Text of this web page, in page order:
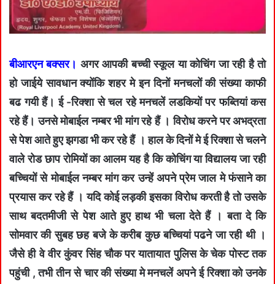
बीआरएन बक्सर। अगर आपकी बच्ची स्कूल या कोचिंग जा रही है तो
हो जाईये सावधान क्योंकि शहर मे इन दिनों मनचलों की संख्या काफी
बढ गयी हैं। ई -रिक्शा से चल रहे मनचलें लडकियों पर फब्तियां कस
रहे हैं। उनसे मोबाईल नम्बर भी मांग रहे हैं । विरोध करने पर अभद्रता
से पेश आते हुए झगडा भी कर रहे हैं । हाल के दिनों मे ई रिक्शा से चलने
वाले रोड छाप रोमियों का आलम यह है कि कोचिंग या विद्यालय जा रही
बच्चियों से मोबाईल नम्बर मांग कर उन्हें अपने प्रेम जाल मे फंसाने का
प्रयास कर रहे हैं । यदि कोई लड़की इसका विरोध करती है तो उसके
साथ बदतमीजी से पेश आते हुए हाथ भी चला देते हैं । बता दे कि
सोमवार की सुबह छह बजे के करीब कुछ बच्चियां पढने जा रही थी ।
जैसे ही वे वीर कुंवर सिंह चौक पर यातायात पुलिस के चेक पोस्ट तक
पहुंची , तभी तीन से चार की संख्या मे मनचलें अपने ई रिक्शा को उनके